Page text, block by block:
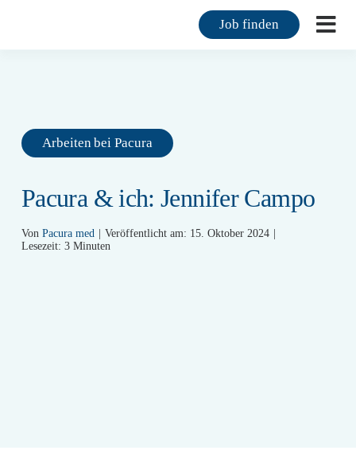
Job finden
Arbeiten bei Pacura
Pacura & ich: Jennifer Campo
Von Pacura med Veröffentlicht am: 15. Oktober 2024
Lesezeit: 3 Minuten